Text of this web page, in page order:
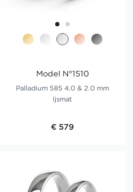
Model N°1510
Palladium 585 4.0 & 2.0 mm
Ijsmat
€ 579